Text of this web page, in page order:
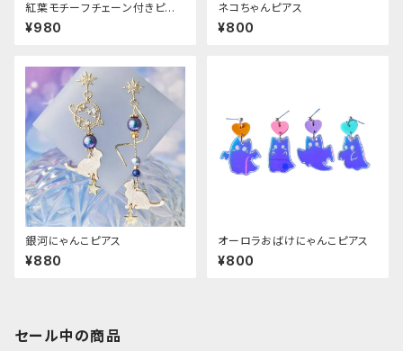
紅葉モチーフチェーン付きピア
ス
¥980
ネコちゃんピアス
¥800
銀河にゃんこピアス
¥880
オーロラおばけにゃんこピアス
¥800
セール中の商品